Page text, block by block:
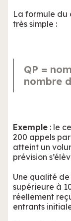
La formule du
très simple :
QP =
nombre
Exemple : le
200 appels
atteint un
prévision
Une qualité
supérieure à
réellement
entrants